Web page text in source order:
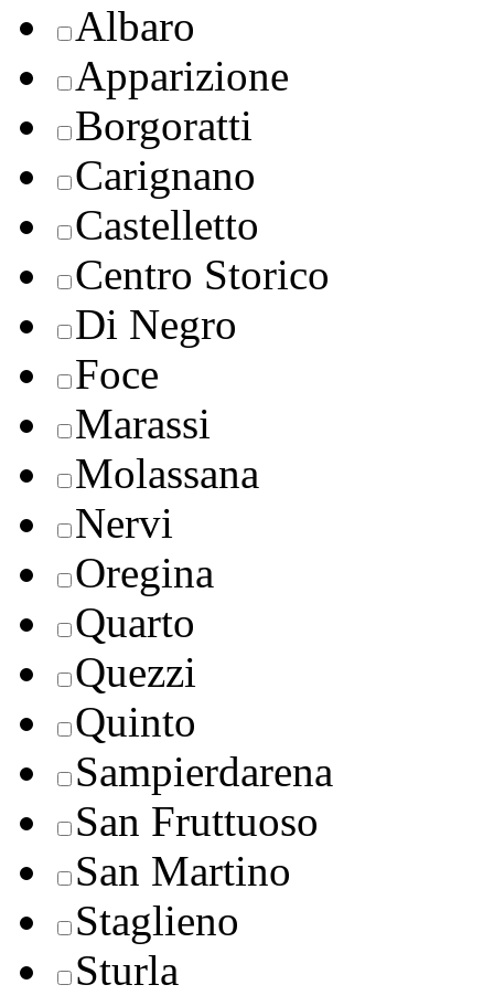
Albaro
Apparizione
Borgoratti
Carignano
Castelletto
Centro Storico
Di Negro
Foce
Marassi
Molassana
Nervi
Oregina
Quarto
Quezzi
Quinto
Sampierdarena
San Fruttuoso
San Martino
Staglieno
Sturla